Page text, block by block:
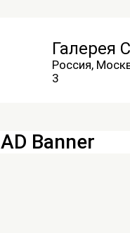
Галерея
Россия,
3
AD Banner